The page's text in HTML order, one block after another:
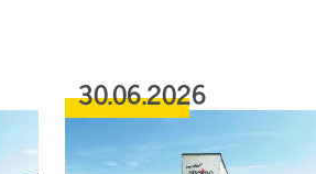
30.06.2026